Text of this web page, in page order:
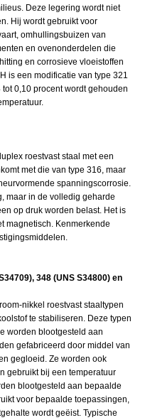
Deze legering wordt niet
Hij wordt gebruikt voor
omhullingsbuizen van
en ovenonderdelen die
en corrosieve vloeistoffen
is een modificatie van type 321
0,10 procent wordt gehouden
roestvast staal met een
met die van type 316, maar
spanningscorrosie.
maar in de volledig geharde
op druk worden belast. Het is
magnetisch. Kenmerkende
348 (UNS S34800) en
nikkel roestvast staaltypen
te stabiliseren. Deze typen
worden blootgesteld aan
gefabriceerd door middel van
gegloeid. Ze worden ook
gebruikt bij een temperatuur
blootgesteld aan bepaalde
voor bepaalde toepassingen,
wordt geëist. Typische